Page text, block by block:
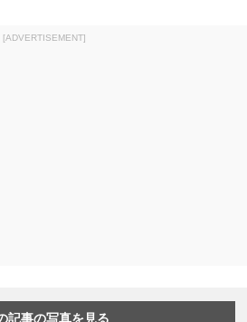
[ADVERTISEMENT]
記事の写真を見る